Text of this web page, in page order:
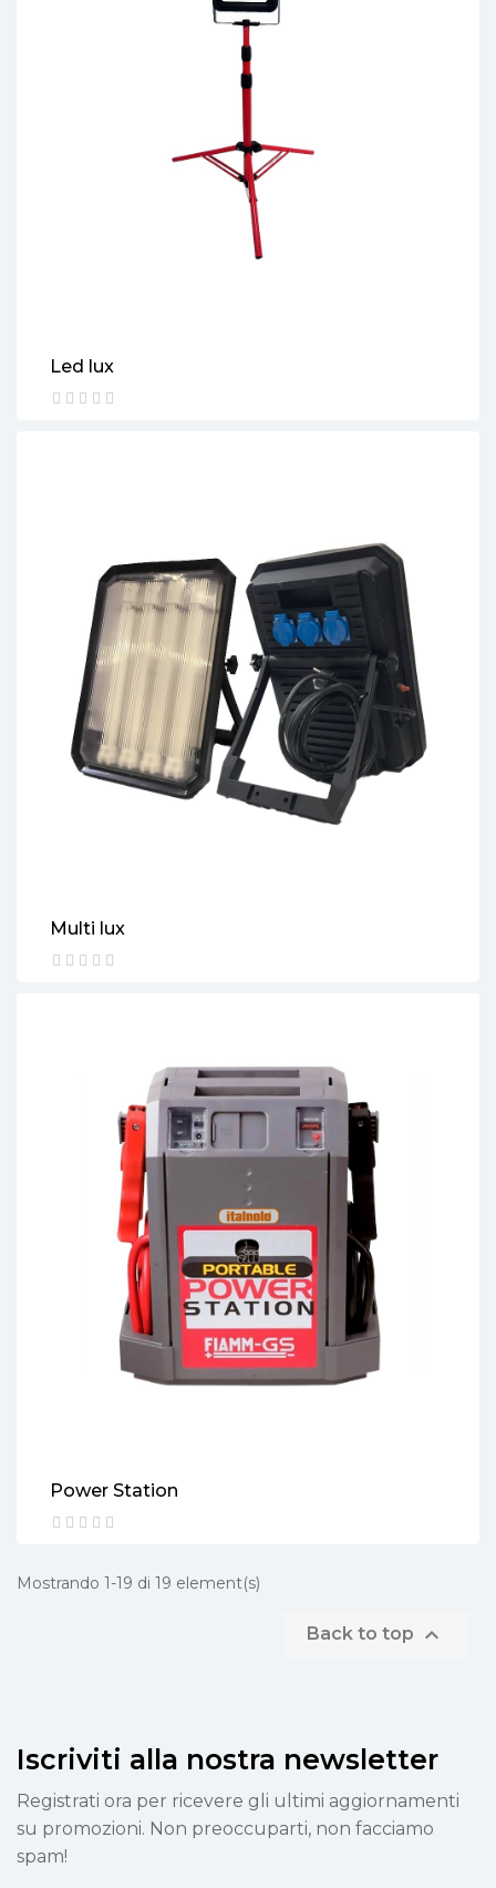
Led lux
Multi lux
Power Station
Mostrando 1-19 di 19 element(s)
Back to top 
Iscriviti alla nostra newsletter
Registrati ora per ricevere gli ultimi aggiornamenti
su promozioni. Non preoccuparti, non facciamo
spam!